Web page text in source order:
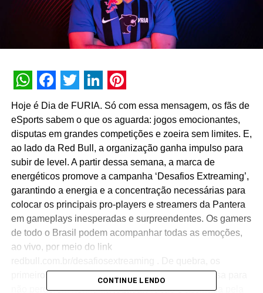
WhatsApp
Facebook
Twitter
LinkedIn
Pinterest
Hoje é Dia de FURIA. Só com essa mensagem, os fãs de
eSports sabem o que os aguarda: jogos emocionantes,
disputas em grandes competições e zoeira sem limites. E,
ao lado da Red Bull, a organização ganha impulso para
subir de level. A partir dessa semana, a marca de
energéticos promove a campanha ‘Desafios Extreaming’,
garantindo a energia e a concentração necessárias para
colocar os principais pro-players e streamers da Pantera
em gameplays inesperadas e surpreendentes. Os gamers
de todo o Brasil podem acompanhar todas as emoções,
ao vivo, por meio do link
primeiros 500 inscritos receberão produtos em casa para
não perderem nenhuma jogada. A ação é assinada pela
CONTINUE LENDO